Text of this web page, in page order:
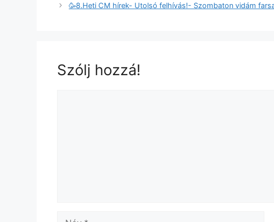
🥳8.Heti CM hírek- Utolsó felhívás!- Szombaton vidám
Szólj hozzá!